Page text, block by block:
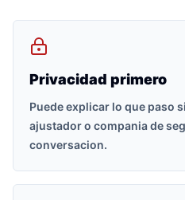
Privacidad primero
Puede explicar lo que paso
ajustador o compania de
conversacion.